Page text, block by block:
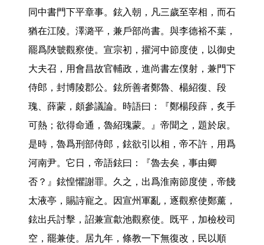
同中書門下平章事。鉉入朝，凡三歲至宰相，而石
猶在江陵。澤潞平，兼戶部尚書。與李德裕不葉，
罷爲陜虢觀察使。宣宗初，擢河中節度使，以御史
大夫召，用會昌故官輔政，進尚書左僕射，兼門下
侍郎，封博陵郡公。鉉所善者鄭魯、楊紹復、段
瑰、薛蒙，頗參議論。時語曰：『鄭楊段薛，炙手
可熱；欲得命通，魯紹瑰蒙。』帝聞之，題於扆。
是時，魯爲刑部侍郎，鉉欲引以相，帝不許，用爲
河南尹。它日，帝語鉉曰：『魯去矣，事由卿
否？』鉉惶懼謝罪。久之，出爲淮南節度使，帝餞
太液亭，賜詩寵之。因宣州軍亂，逐觀察使鄭薰，
鉉出兵討擊，詔兼宣歙池觀察使。既平，加檢校司
空，罷兼使。居九年，條教一下無復改，民以順